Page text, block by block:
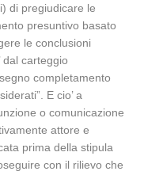
di pregiudicare le
presuntivo basato
le conclusioni
dal carteggio
completamento
E cio’ a
o comunicazione
attore e
prima della stipula
con il rilievo che